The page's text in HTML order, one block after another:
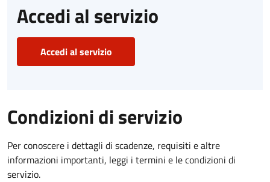
Accedi al servizio
Accedi al servizio
Condizioni di servizio
Per conoscere i dettagli di scadenze, requisiti e altre
informazioni importanti, leggi i termini e le condizioni di
servizio.